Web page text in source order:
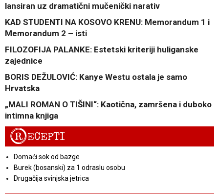
lansiran uz dramatični mučenički narativ
KAD STUDENTI NA KOSOVO KRENU: Memorandum 1 i
Memorandum 2 – isti
FILOZOFIJA PALANKE: Estetski kriteriji huliganske
zajednice
BORIS DEŽULOVIĆ: Kanye Westu ostala je samo
Hrvatska
„MALI ROMAN O TIŠINI“: Kaotična, zamršena i duboko
intimna knjiga
RECEPTI
Domaći sok od bazge
Burek (bosanski) za 1 odraslu osobu
Drugačija svinjska jetrica